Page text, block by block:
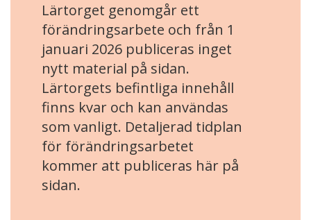
Lärtorget genomgår ett
förändringsarbete och från 1
januari 2026 publiceras inget
nytt material på sidan.
Lärtorgets befintliga innehåll
finns kvar och kan användas
som vanligt. Detaljerad tidplan
för förändringsarbetet
kommer att publiceras här på
sidan.